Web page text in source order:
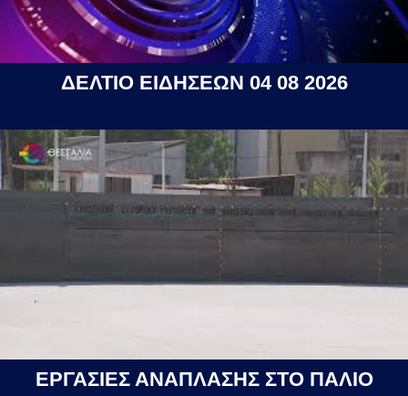
ΔΕΛΤΙΟ ΕΙΔΗΣΕΩΝ 04 08 2026
ΕΡΓΑΣΙΕΣ ΑΝΑΠΛΑΣΗΣ ΣΤΟ ΠΑΛΙΟ